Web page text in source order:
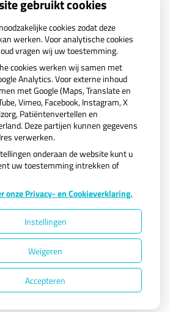
toestemming gegeven voor
die nodig is om dit te zien.
instellingen wijzigen
Online|Beheer
|Cookie-instellingen
Voorwaarden
gebruikt cookies
cookies zodat deze
werken. Voor analytische cookies
vragen wij uw toestemming.
cookies werken wij samen met
Analytics. Voor externe inhoud
met Google (Maps, Translate en
Vimeo, Facebook, Instagram, X
Patiëntenvertellen en
Deze partijen kunnen gegevens
verwerken.
onderaan de website kunt u
uw toestemming intrekken of
onze Privacy- en Cookieverklaring.
Instellingen
Weigeren
Accepteren